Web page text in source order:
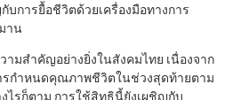
บการยื้อชีวิตด้วยเครื่องมือทางการ
าน
มสำคัญอย่างยิ่งในสังคมไทย เนื่องจาก
รกำหนดคุณภาพชีวิตในช่วงสุดท้ายตาม
ไรก็ตาม การใช้สิทธินี้ยังเผชิญกับ